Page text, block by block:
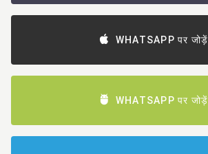
WHATSAPP पर जोड़ें
WHATSAPP पर जोड़ें